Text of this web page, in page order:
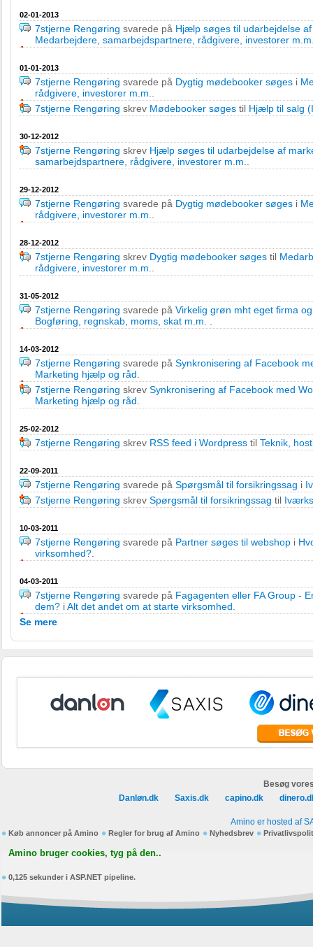
02-01-2013
7stjerne Rengøring svarede på Hjælp søges til udarbejdelse
Medarbejdere, samarbejdspartnere, rådgivere, investorer
01-01-2013
7stjerne Rengøring svarede på Dygtig mødebooker søges i
rådgivere, investorer m.m.
7stjerne Rengøring skrev Mødebooker søges til Hjælp til salg
30-12-2012
7stjerne Rengøring skrev Hjælp søges til udarbejdelse af
samarbejdspartnere, rådgivere, investorer m.m.
29-12-2012
7stjerne Rengøring svarede på Dygtig mødebooker søges i
rådgivere, investorer m.m.
28-12-2012
7stjerne Rengøring skrev Dygtig mødebooker søges til
rådgivere, investorer m.m.
31-05-2012
7stjerne Rengøring svarede på Virkelig grøn mht eget firma
Bogføring, regnskab, moms, skat m.m.
14-03-2012
7stjerne Rengøring svarede på Synkronisering af Facebook
Marketing hjælp og råd
7stjerne Rengøring skrev Synkronisering af Facebook med
Marketing hjælp og råd
25-02-2012
7stjerne Rengøring skrev RSS feed i Wordpress til Teknik,
22-09-2011
7stjerne Rengøring svarede på Spørgsmål til forsikringssag i
7stjerne Rengøring skrev Spørgsmål til forsikringssag til
10-03-2011
7stjerne Rengøring svarede på Partner søges til webshop i
virksomhed?
04-03-2011
7stjerne Rengøring svarede på Fagagenten eller FA Group -
dem? iAlt det andet om at starte virksomhed
Se mere
Besøg
Danløn.dk
Saxis.dk capino.dk
Amino er hosted af
Køb annoncer på Amino Regler for brug af Amino Nyhedsbrev
Amino bruger cookies, tyg på den..
0,125 sekunder i ASP.NET pipeline.